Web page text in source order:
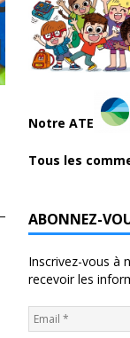
Notre ATE
Tous les
ABONNEZ-
Inscrivez-vous à
recevoir les